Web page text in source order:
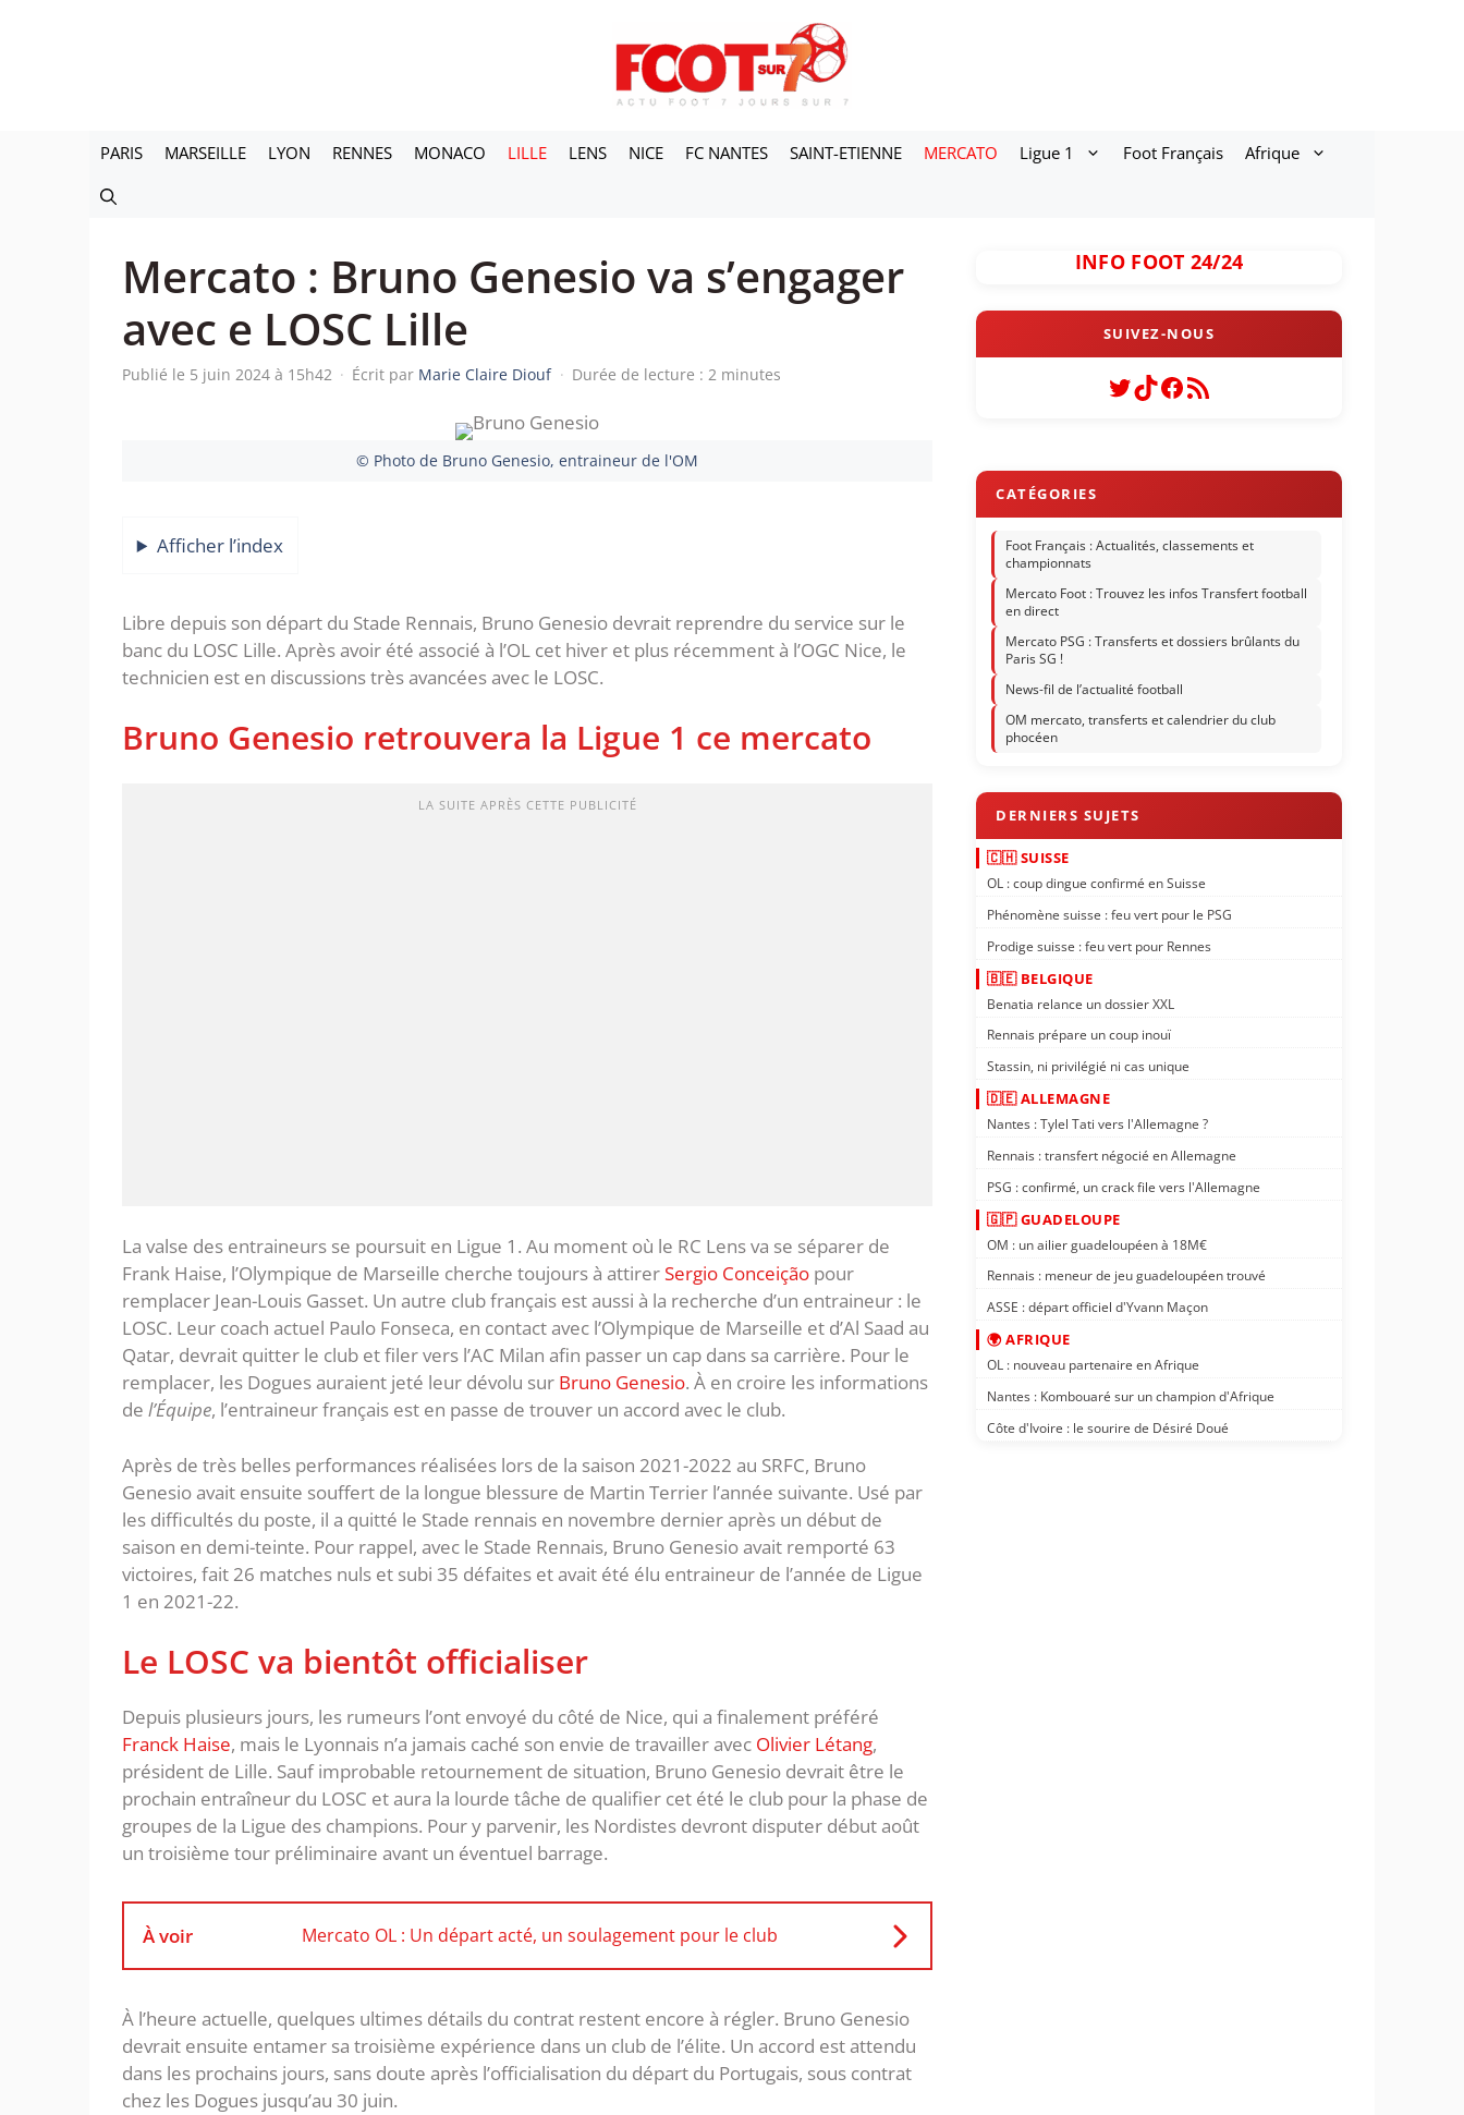
PARIS MARSEILLE LYON RENNES MONACO LILLE LENS NICE FC NANTES SAINT-ETIENNE MERCATO Ligue 1 Foot Français Afrique
Mercato : Bruno Genesio va s’engager
avec e LOSC Lille
Publié le 5 juin 2024 à 15h42 · Écrit par Marie Claire Diouf · Durée de lecture : 2 minutes
© Photo de Bruno Genesio, entraineur de l'OM
Afficher l’index
Libre depuis son départ du Stade Rennais, Bruno Genesio devrait reprendre du service sur le
banc du LOSC Lille. Après avoir été associé à l’OL cet hiver et plus récemment à l’OGC Nice, le
technicien est en discussions très avancées avec le LOSC.
Bruno Genesio retrouvera la Ligue 1 ce mercato
LA SUITE APRÈS CETTE PUBLICITÉ
La valse des entraineurs se poursuit en Ligue 1. Au moment où le RC Lens va se séparer de
Frank Haise, l’Olympique de Marseille cherche toujours à attirerSergio Conceição pour
remplacer Jean-Louis Gasset. Un autre club français est aussi à la recherche d’un entraineur : le
LOSC. Leur coach actuel Paulo Fonseca, en contact avec l’Olympique de Marseille et d’Al Saad au
Qatar, devrait quitter le club et filer vers l’AC Milan afin passer un cap dans sa carrière. Pour le
remplacer, les Dogues auraient jeté leur dévolu sur Bruno Genesio. À en croire les informations
de l’Équipe, l’entraineur français est en passe de trouver un accord avec le club.
Après de très belles performances réalisées lors de la saison 2021-2022 au SRFC, Bruno
Genesio avait ensuite souffert de la longue blessure de Martin Terrier l’année suivante. Usé par
les difficultés du poste, il a quitté le Stade rennais en novembre dernier après un début de
saison en demi-teinte. Pour rappel, avec le Stade Rennais, Bruno Genesio avait remporté 63
victoires, fait 26 matches nuls et subi 35 défaites et avait été élu entraineur de l’année de Ligue
1 en 2021-22.
Le LOSC va bientôt officialiser
Depuis plusieurs jours, les rumeurs l’ont envoyé du côté de Nice, qui a finalement préféré
Franck Haise, mais le Lyonnais n’a jamais caché son envie de travailler avec Olivier Létang,
président de Lille. Sauf improbable retournement de situation, Bruno Genesio devrait être le
prochain entraîneur du LOSC et aura la lourde tâche de qualifier cet été le club pour la phase de
groupes de la Ligue des champions. Pour y parvenir, les Nordistes devront disputer début août
un troisième tour préliminaire avant un éventuel barrage.
À voir Mercato OL : Un départ acté, un soulagement pour le club
À l’heure actuelle, quelques ultimes détails du contrat restent encore à régler. Bruno Genesio
devrait ensuite entamer sa troisième expérience dans un club de l’élite. Un accord est attendu
dans les prochains jours, sans doute après l’officialisation du départ du Portugais, sous contrat
chez les Dogues jusqu’au 30 juin.
INFO FOOT 24/24
Twitter
TikTok
Facebook
Flux RSS
Foot Français : Actualités, classements et
championnats
Mercato Foot : Trouvez les infos Transfert football
en direct
Mercato PSG : Transferts et dossiers brûlants du
Paris SG !
News-fil de l’actualité football
OM mercato, transferts et calendrier du club
phocéen
🇨🇭 SUISSE
OL : coup dingue confirmé en Suisse
Phénomène suisse : feu vert pour le PSG
Prodige suisse : feu vert pour Rennes
🇧🇪 BELGIQUE
Benatia relance un dossier XXL
Rennais prépare un coup inouï
Stassin, ni privilégié ni cas unique
🇩🇪 ALLEMAGNE
Nantes : Tylel Tati vers l'Allemagne ?
Rennais : transfert négocié en Allemagne
PSG : confirmé, un crack file vers l'Allemagne
🇬🇵 GUADELOUPE
OM : un ailier guadeloupéen à 18M€
Rennais : meneur de jeu guadeloupéen trouvé
ASSE : départ officiel d'Yvann Maçon
🌍 AFRIQUE
OL : nouveau partenaire en Afrique
Nantes : Kombouaré sur un champion d'Afrique
Côte d'Ivoire : le sourire de Désiré Doué